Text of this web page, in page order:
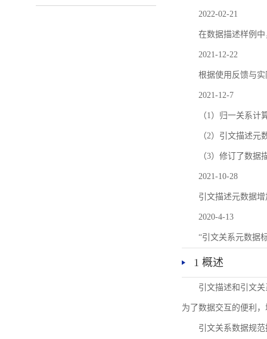
2022-02-21
在数据描述样例
2021-12-22
根据使用反馈与
2021-12-7
（1）归一关系
（2）引文描述元
（3）修订了数据
2021-10-28
引文描述元数据增
2020-4-13
“引文关系元数据
1 概述
引文描述和引文
为了数据交互的便利
引文关系数据规